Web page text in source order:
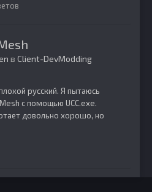
в Client-DevModding
русский. Я пытаюсь
с помощью UCC.exe.
довольно хорошо, но